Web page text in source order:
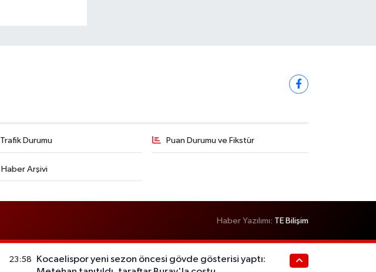
Trafik Durumu Puan Durumu ve Fikstür
Haber Arşivi
Haber Yazılımı: TE Bilişim
23:58
Kocaelispor yeni sezon öncesi gövde gösterisi yaptı: